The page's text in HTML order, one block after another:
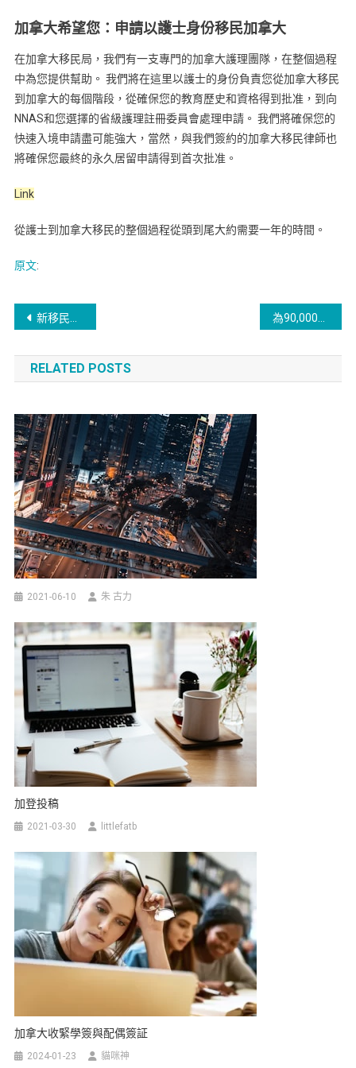
加拿大希望您：申請以護士身份移民加拿大
在加拿大移民局，我們有一支專門的加拿大護理團隊，在整個過程
中為您提供幫助。 我們將在這里以護士的身份負責您從加拿大移民
到加拿大的每個階段，從確保您的教育歷史和資格得到批准，到向
NNAS和您選擇的省級護理註冊委員會處理申請。 我們將確保您的
快速入境申請盡可能強大，當然，與我們簽約的加拿大移民律師也
將確保您最終的永久居留申請得到首次批准。
Link
從護士到加拿大移民的整個過程從頭到尾大約需要一年的時間。
原文:
新移民如何在加拿大交朋友?
RELATED POSTS
加
大
移
民
Pathways
分
析
2021-06-10 朱 古力
加登投稿
2021-03-30 littlefatb
加拿大收緊學簽與配偶簽証
2024-01-23 貓咪神